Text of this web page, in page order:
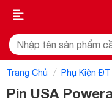
Skip
content
Tìm
kiếm:
Trang Chủ / Phụ Kiện ĐT
Pin USA